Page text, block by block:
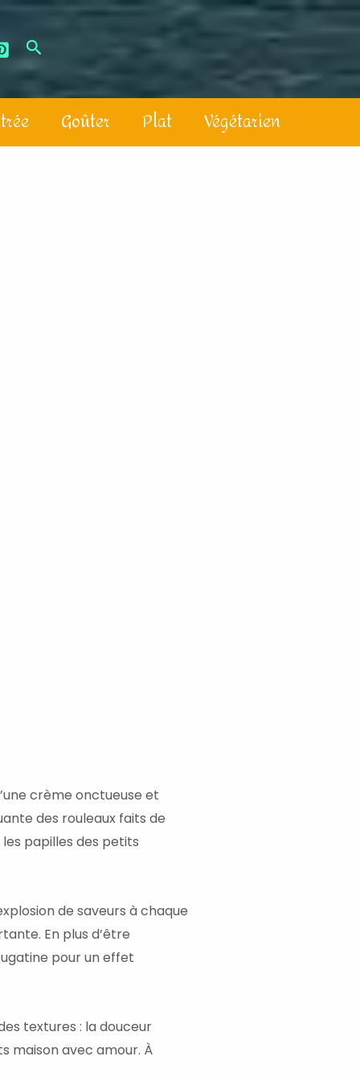
Goûter Plat Végétarien
crème onctueuse et
des rouleaux faits de
papilles des petits
de saveurs à chaque
En plus d’être
pour un effet
textures : la douceur
maison avec amour. À